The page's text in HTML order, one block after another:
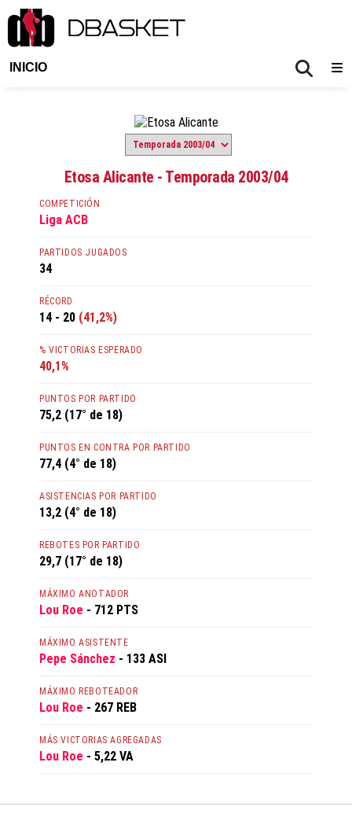
INICIO
Etosa Alicante - Temporada 2003/04
COMPETICIÓN
Liga ACB
PARTIDOS JUGADOS
34
RÉCORD
14 - 20 (41,2%)
% VICTORIAS ESPERADO
40,1%
PUNTOS POR PARTIDO
75,2 (17° de 18)
PUNTOS EN CONTRA POR PARTIDO
77,4 (4° de 18)
ASISTENCIAS POR PARTIDO
13,2 (4° de 18)
REBOTES POR PARTIDO
29,7 (17° de 18)
MÁXIMO ANOTADOR
Lou Roe - 712 PTS
MÁXIMO ASISTENTE
Pepe Sánchez - 133 ASI
MÁXIMO REBOTEADOR
Lou Roe - 267 REB
MÁS VICTORIAS AGREGADAS
Lou Roe - 5,22 VA